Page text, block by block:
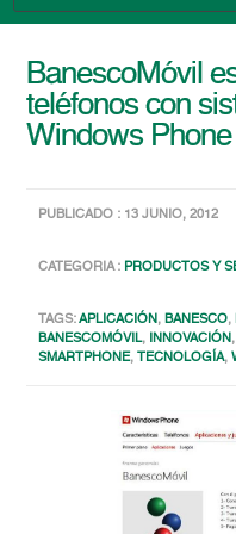
BanescoMóvil
teléfonos con
Windows Phone
PUBLICADO : 13 JUNIO, 2012
CATEGORIA : PRODUCTOS Y
TAGS:APLICACIÓN,BANESCO,
BANESCOMÓVIL, INNOVACIÓN
SMARTPHONE, TECNOLOGÍA,